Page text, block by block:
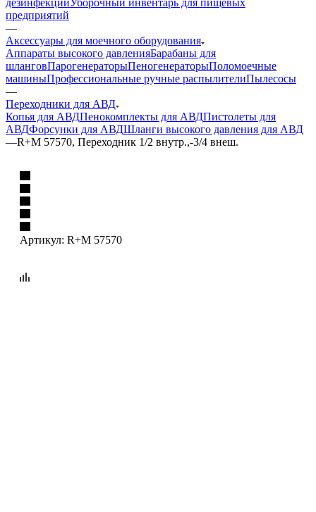
предприятий
—
Аксессуары для моечного оборудования
Аппараты высокого давленияБарабаны для
шланговПарогенераторыПеногенераторыПоломоечные
машиныПрофессиональные ручные распылителиПылесосы
—
Переходники для АВД
Копья для АВДПенокомплекты для АВДПистолеты для
АВДФорсунки для АВДШланги высокого давления для АВД
—R+M 57570, Переходник 1/2 внутр.,-3/4 внеш.
Артикул: R+M 57570